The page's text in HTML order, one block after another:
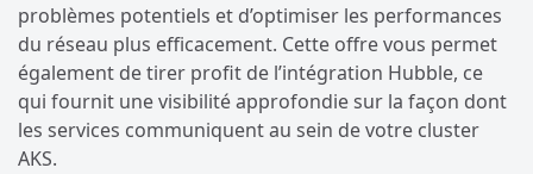
problèmes potentiels et d’optimiser les performances
du réseau plus efficacement. Cette offre vous permet
également de tirer profit de l’intégration Hubble, ce
qui fournit une visibilité approfondie sur la façon dont
les services communiquent au sein de votre cluster
AKS.